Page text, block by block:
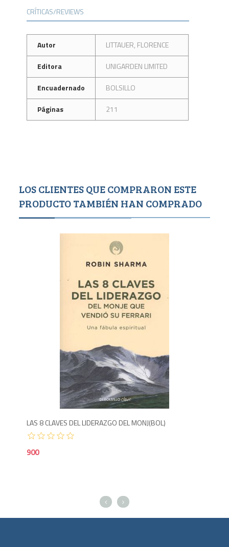
CRÍTICAS/REVIEWS
Autor
LITTAUER, FLORENCE
Editora
UNIGARDEN LIMITED
Encuadernado
BOLSILLO
Páginas
211
LOS CLIENTES QUE COMPRARON ESTE
PRODUCTO TAMBIÉN HAN COMPRADO
LAS 8 CLAVES DEL LIDERAZGO DEL MONJ(BOL)
900